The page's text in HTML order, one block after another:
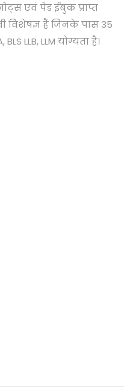
एवं पेड ईबुक प्राप्त
हैं जिनके पास 35
LLB, LLM योग्यता है।